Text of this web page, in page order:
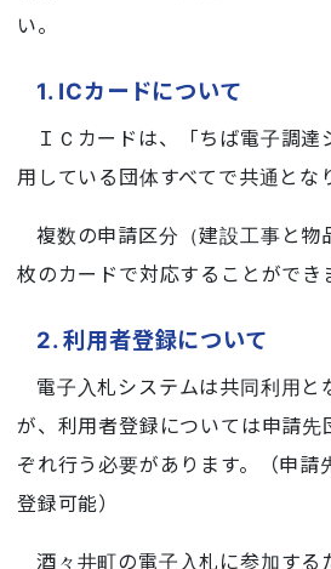
い。
1. ICカードについて
ＩＣカードは、「ちば電子調達
用している団体すべてで共通とな
複数の申請区分（建設工事と物
枚のカードで対応することができ
2. 利用者登録について
電子入札システムは共同利用と
が、利用者登録については申請先
ぞれ行う必要があります。（申請
登録可能）
酒々井町の電子入札に参加する